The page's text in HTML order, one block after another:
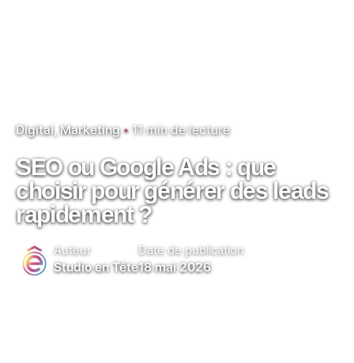
Digital Marketing 11 min de lecture
SEO ou Google Ads : que
choisir pour générer des leads
rapidement ?
Auteur
Studio en Tête
Date de publication
18 mai 2026